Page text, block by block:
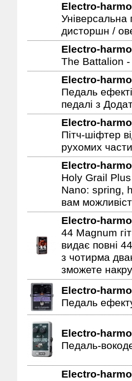
Electro-
Універсальна
дисторшн /
Electro-
The Battalion -
Electro-
Педаль
педалі з
Electro-
Пітч-шіфтер
рухомих
Electro-
Holy Grail Plus
Nano: spring,
вам
Electro-
44 Magnum
видає повні
з чотирма
зможете
Electro-
Педаль
Electro-
Педаль-
Electro-